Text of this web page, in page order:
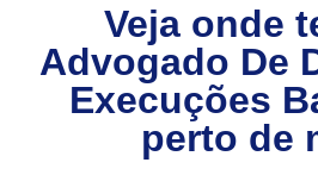
Veja onde
Advogado De
Execuções
perto de